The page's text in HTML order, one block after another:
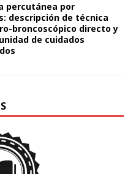
percutánea por
descripción de técnica
broncoscópico directo y
de cuidados